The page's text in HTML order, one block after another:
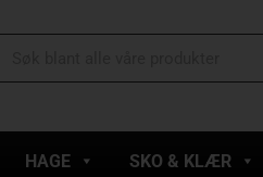
HAGE SKO & KLÆR